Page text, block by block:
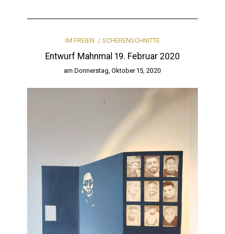
IM FREIEN SCHERENSCHNITTE
Entwurf Mahnmal 19. Februar 2020
am Donnerstag, Oktober 15, 2020